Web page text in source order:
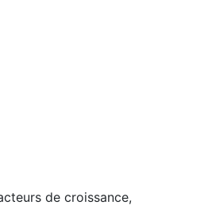
de croissance,